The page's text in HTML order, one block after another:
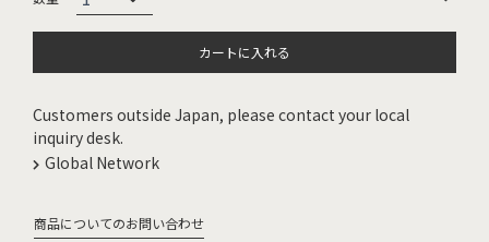
カートに入れる
Customers outside Japan, please contact your local
inquiry desk.
Global Network
商品についてのお問い合わせ